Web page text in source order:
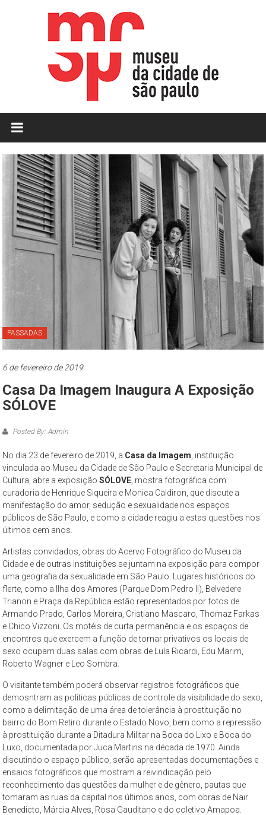
MCSP
Museu
da
Cidade
de
São
Paulo
Cidade
de
São
–
complexo
museológico,
de
natureza
socioantropológica,
geográfica
e
histórica
propõe
constituir-
se
como
um
espaço
de
reflexão,
que
tem
como
objeto
permanente
de
estudo
a
cidade
de
São
PASSADAS
6 de fevereiro de 2019
Casa Da Imagem Inaugura A Exposição
SÓLOVE
Posted By: Admin
No dia 23 de fevereiro de 2019, a Casa da Imagem , instituição
vinculada ao Museu da Cidade de São Paulo e Secretaria Municipal de
Cultura, abre a exposiçãoSÓLOVE , mostra fotográfica com
curadoria de Henrique Siqueira e Monica Caldiron, que discute a
manifestação do amor, sedução e sexualidade nos espaços
públicos de São Paulo, e como a cidade reagiu a estas questões nos
últimos cem anos.
Artistas convidados, obras do Acervo Fotográfico do Museu da
Cidade e de outras instituições se juntam na exposição para compor
uma geografia da sexualidade em São Paulo. Lugares históricos do
flerte, como a Ilha dos Amores (Parque Dom Pedro II), Belvedere
Trianon e Praça da República estão representados por fotos de
Armando Prado, Carlos Moreira, Cristiano Mascaro, Thomaz Farkas
e Chico Vizzoni. Os motéis de curta permanência e os espaços de
encontros que exercem a função de tornar privativos os locais de
sexo ocupam duas salas com obras de Lula Ricardi, Edu Marim,
Roberto Wagner e Leo Sombra.
O visitante também poderá observar registros fotográficos que
demosntram as políticas públicas de controle da visibilidade do sexo,
como a delimitação de uma área de tolerância à prostituição no
bairro do Bom Retiro durante o Estado Novo, bem como a repressão
à prostituição durante a Ditadura Militar na Boca do Lixo e Boca do
Luxo, documentada por Juca Martins na década de 1970. Ainda
discutindo o espaço público, serão apresentadas documentações e
ensaios fotográficos que mostram a reivindicação pelo
reconhecimento das questões da mulher e de gênero, pautas que
tomaram as ruas da capital nos últimos anos, com obras de Nair
Benedicto, Márcia Alves, Rosa Gauditano e do coletivo Amapoa.